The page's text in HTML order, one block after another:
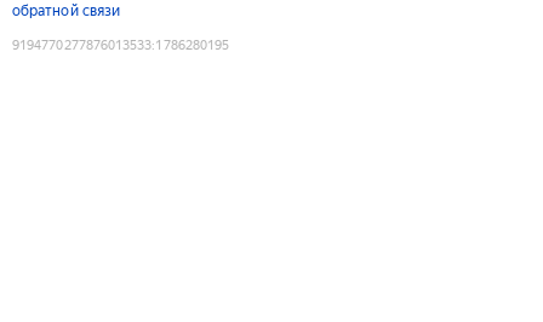
обратной связи
9194770277876013533:1786280195